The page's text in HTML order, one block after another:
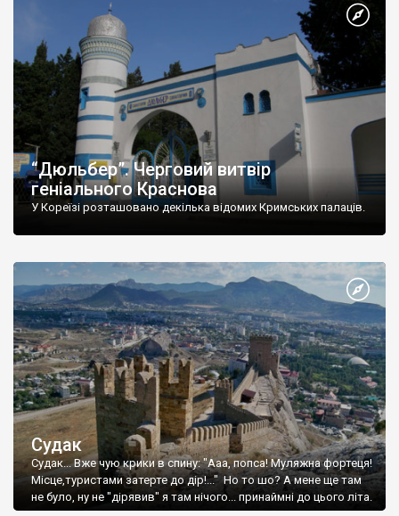
“Дюльбер”. Черговий витвір
геніального Краснова
У Кореїзі розташовано декілька відомих Кримських палаців.
Судак
Судак... Вже чую крики в спину: "Ааа, попса! Муляжна фортеця!
Місце,туристами затерте до дір!..." Но то шо? А мене ще там
не було, ну не "дірявив" я там нічого... принаймні до цього літа.